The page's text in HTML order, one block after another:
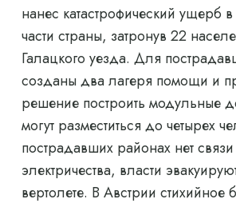
нанес катастрофический ущерб
части страны, затронув 22
Галацкого уезда. Для
созданы два лагеря помощи и
решение построить модульные
могут разместиться до четырех
пострадавших районах нет
электричества, власти
вертолете. В Австрии стихийное